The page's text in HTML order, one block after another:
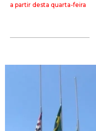
a partir desta quarta-feira